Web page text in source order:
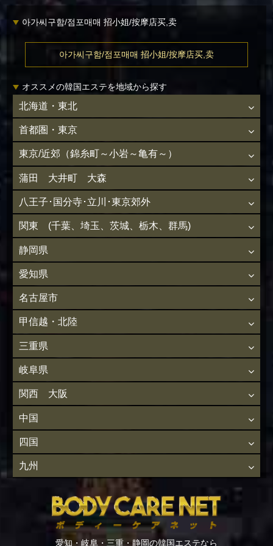
아가씨구함/점포매매 招小姐/按摩店买,卖
아가씨구함/점포매매 招小姐/按摩店买,卖
オススメの韓国エステを地域から探す
北海道・東北
首都圏・東京
東京/近郊（錦糸町～小岩～亀有～）
蒲田 大井町 大森
八王子･国分寺･立川･東京郊外
関東 (千葉、埼玉、茨城、栃木、群馬)
静岡県
愛知県
名古屋市
甲信越・北陸
三重県
岐阜県
関西 大阪
中国
四国
九州
愛知・岐阜・三重・静岡の韓国エステなら